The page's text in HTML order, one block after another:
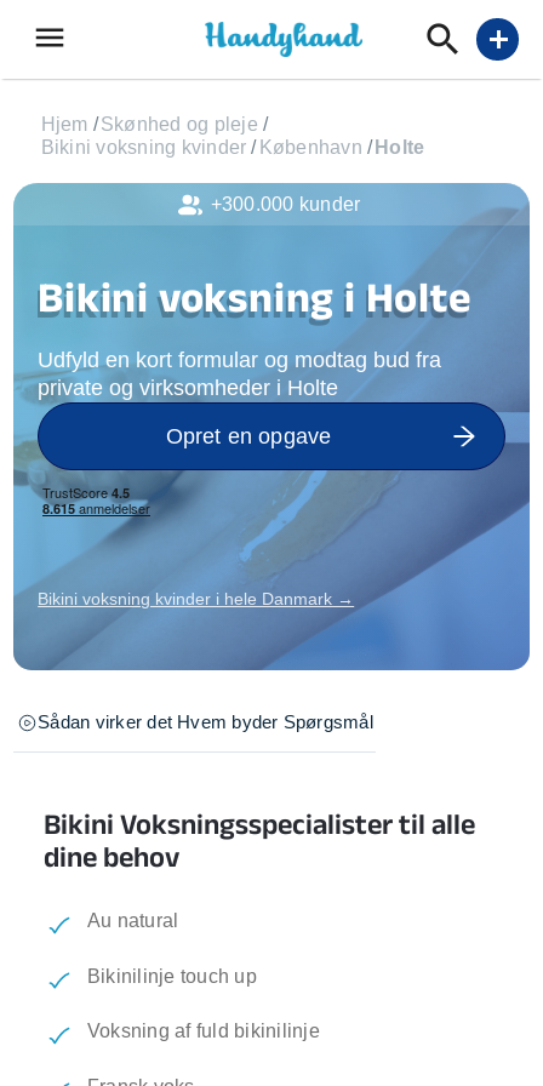
menu add
Hjem /Skønhed og pleje /
Bikini voksning kvinder / København / Holte
Bikini voksning i Holte
Udfyld en kort formular og modtag bud fra
private og virksomheder i Holte
Opret en opgave
Bikini voksning kvinder i hele Danmark →
Sådan virker det Hvem byder Spørgsmål
Bikini Voksningsspecialister til alle
dine behov
Au natural
Bikinilinje touch up
Voksning af fuld bikinilinje
+300.000 kunder